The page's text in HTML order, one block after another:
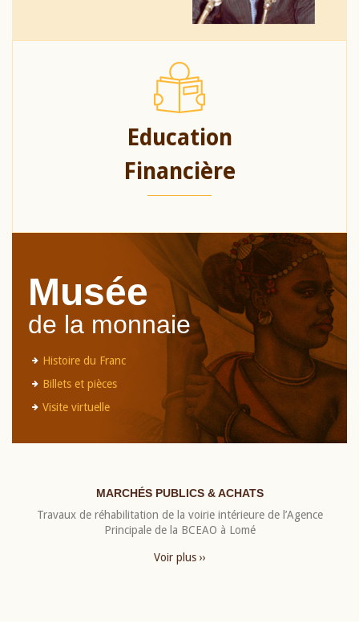
Education
Financière
Musée
de la monnaie
Histoire du Franc
Billets et pièces
Visite virtuelle
MARCHÉS PUBLICS & ACHATS
Travaux de réhabilitation de la voirie intérieure de l’Agence
Principale de la BCEAO à Lomé
Voir plus ››